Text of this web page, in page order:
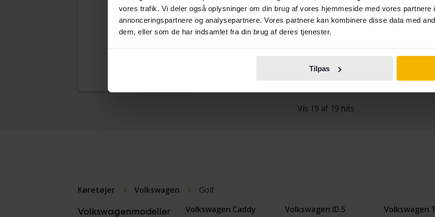
vores trafik. Vi deler også oplysninger om din brug af vores hjemmeside med vores partnere
annonceringspartnere og analysepartnere. Vores partnere kan kombinere disse data med
dem, eller som de har indsamlet fra din brug af deres tjenester.
Tilpas
VII 1.0 TSI 5dr
2018
53 240 kilometer
Benzin
Åkersberga (Runö)
VII 1.4 TSI Multifuel 5dr
2014
57 030 kilometer
Benzin/Ethanol
Kommer snart
Vis 19 af 19 hits
Køretøjer Volkswagen Golf
Volkswagenmodeller
Volkswagen Caddy
Volkswagen ID.5
Volkswagen